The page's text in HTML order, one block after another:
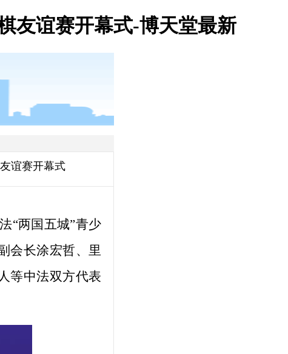
友谊赛开幕式-博天堂最新
谊赛开幕式
“两国五城”青少
会长涂宏哲、里
等中法双方代表